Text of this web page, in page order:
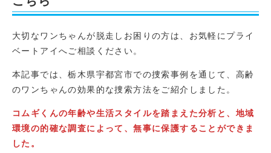
大切なワンちゃんが脱走しお困りの方は、お気軽にプライ
ベートアイへご相談ください。
本記事では、栃木県宇都宮市での捜索事例を通じて、高齢
のワンちゃんの効果的な捜索方法をご紹介しました。
コムギくんの年齢や生活スタイルを踏まえた分析と、地域
環境の的確な調査によって、無事に保護することができま
した。